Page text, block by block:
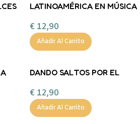
LATINOAMÉRICA EN MÚSICA
€ 12,90
Añadir Al Carrito
DANDO SALTOS POR EL
€ 12,90
Añadir Al Carrito